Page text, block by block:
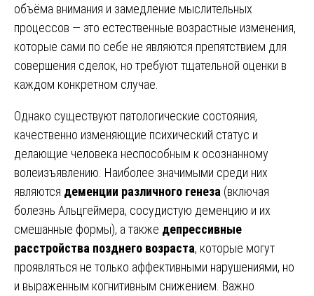
объёма внимания и замедление мыслительных
процессов — это естественные возрастные изменения,
которые сами по себе не являются препятствием для
совершения сделок, но требуют тщательной оценки в
каждом конкретном случае.
Однако существуют патологические состояния,
качественно изменяющие психический статус и
делающие человека неспособным к осознанному
волеизъявлению. Наиболее значимыми среди них
являются деменции различного генеза (включая
болезнь Альцгеймера, сосудистую деменцию и их
смешанные формы), а также депрессивные
расстройства позднего возраста, которые могут
проявляться не только аффективными нарушениями, но
и выраженным когнитивным снижением. Важно